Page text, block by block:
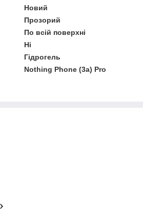
Новий
Прозорий
По всій поверхні
Ні
Гідрогель
Nothing Phone (3a) Pro